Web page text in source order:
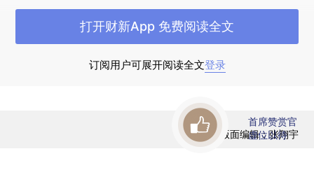
引言
国家仍在经营企业。尽管在东欧社会主义经济
崩溃之后，出现了国有企业覆灭的预言，但国有企
企业的市值约占全世界企业总市值的五分之一。
（*1.Why China is Different，THE E，Nov. 11，
2010. ）之后，上市国有企业虽然普遍受到近期物
订阅用户可展开阅读全文登录
打开财新App 免费阅读全文
版面编辑：张翔宇
首席赞赏官
虚位以待